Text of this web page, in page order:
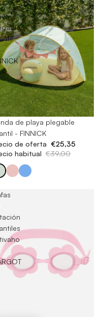
de playa plegable
- FINNICK
de oferta €25,35
habitual €39,00